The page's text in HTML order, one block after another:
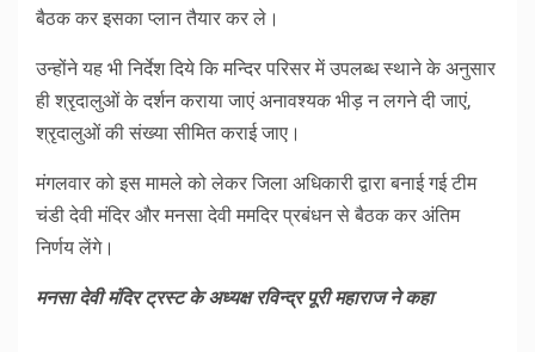
बैठक कर इसका प्लान तैयार कर ले।
उन्होंने यह भी निर्देश दिये कि मन्दिर परिसर में उपलब्ध स्थाने के अनुसार
ही श्रृदालुओं के दर्शन कराया जाएं अनावश्यक भीड़ न लगने दी जाएं,
श्रृदालुओं की संख्या सीमित कराई जाए।
मंगलवार को इस मामले को लेकर जिला अधिकारी द्वारा बनाई गई टीम
चंडी देवी मंदिर और मनसा देवी ममदिर प्रबंधन से बैठक कर अंतिम
निर्णय लेंगे।
मनसा देवी मंदिर ट्रस्ट के अध्यक्ष रविन्द्र पूरी महाराज ने कहा